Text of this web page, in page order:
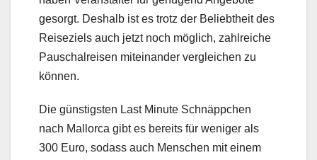
gesorgt. Deshalb ist es trotz der Beliebtheit des
Reiseziels auch jetzt noch möglich, zahlreiche
Pauschalreisen miteinander vergleichen zu
können.
Die günstigsten Last Minute Schnäppchen
nach Mallorca gibt es bereits für weniger als
300 Euro, sodass auch Menschen mit einem